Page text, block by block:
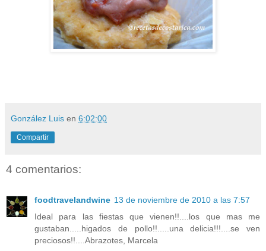
González Luis en 6:02:00
Compartir
4 comentarios:
foodtravelandwine 13 de noviembre de 2010 a las 7:57
Ideal para las fiestas que vienen!!....los que mas me
gustaban.....higados de pollo!!.....una delicia!!!....se ven
preciosos!!....Abrazotes, Marcela